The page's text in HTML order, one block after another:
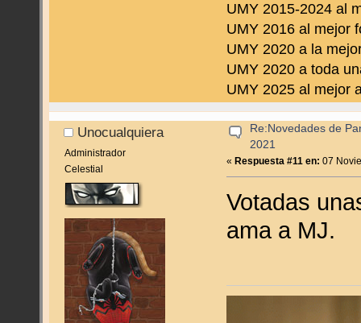
UMY 2015-2024 al
UMY 2016 al mejor
UMY 2020 a la
UMY 2020 a toda
UMY 2025 al mejor
Unocualquiera
Administrador
Celestial
Re:Novedades de
2021
« Respuesta #11 en: 07
Votadas
ama a MJ.